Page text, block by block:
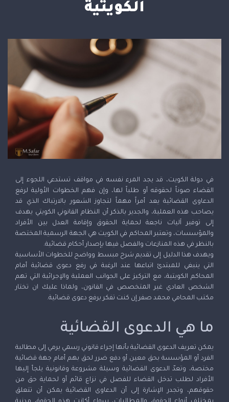
الكويتية
في دولة الكويت، قد يجد المرء نفسه في مواقف تستدعي اللجوء إلى
القضاء صوناً لحقوقه أو طلباً لها، وإن فهم الخطوات الأولية لرفع
الدعاوى القضائية يعد أمراً مهماً لتجاوز الشعور بالارتباك الذي قد
يصاحب هذه العملية، والجدير بالذكر أن النظام القانوني الكويتي يهدف
إلى توفير آليات ناجعة لحماية الحقوق وإقامة العدل بين الأفراد
والمؤسسات، وتعتبر المحاكم في الكويت هي الجهة الرسمية المختصة
بالنظر في هذه المنازعات والفصل فيها بإصدار أحكام قضائية.
ويهدف هذا الدليل إلى تقديم شرح مبسط وواضح للخطوات الأساسية
التي ينبغي للمبتدئ اتباعها عند الرغبة في رفع دعوى قضائية أمام
المحاكم الكويتية، مع التركيز على الجوانب العملية والإجرائية التي تهم
الشخص العادي غير المتخصص في القانون، ولماذا عليك ان تختار
مكتب المحامي محمد صفر إن كنت تفكر برفع دعوى قضائية.
ما هي الدعوى القضائية
يمكن تعريف الدعوى القضائية بأنها إجراء قانوني رسمي يرمي إلى مطالبة
الفرد أو المؤسسة بحق معين أو دفع ضرر لحق بهم أمام جهة قضائية
مختصة، وتعدّ الدعوى القضائية وسيلة مشروعة وقانونية يلجأ إليها
الأفراد لطلب تدخل القضاء للفصل في نزاع قائم أو لحماية حق من
حقوقهم، وتجدر الإشارة إلى أن الدعاوى القضائية يمكن أن تتعلق